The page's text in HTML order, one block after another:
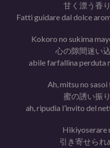
甘く漂う香
Fatti guidare dal dolce
Kokoro no sukima
心の隙間迷い
abile farfallina perduta
Ah, mitsu no
蜜の誘い振
ah, ripudia l’invito del
Hikiyoserare
引き寄せられ